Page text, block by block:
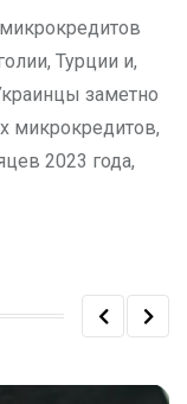
Турции и,
заметно
микрокредитов,
2023 года,